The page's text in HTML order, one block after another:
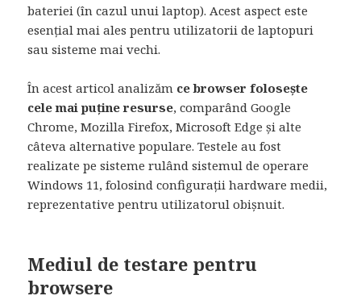
bateriei (în cazul unui laptop). Acest aspect este
esențial mai ales pentru utilizatorii de laptopuri
sau sisteme mai vechi.
În acest articol analizăm ce browser folosește
cele mai puține resurse, comparând Google
Chrome, Mozilla Firefox, Microsoft Edge și alte
câteva alternative populare. Testele au fost
realizate pe sisteme rulând sistemul de operare
Windows 11, folosind configurații hardware medii,
reprezentative pentru utilizatorul obișnuit.
Mediul de testare pentru
browsere